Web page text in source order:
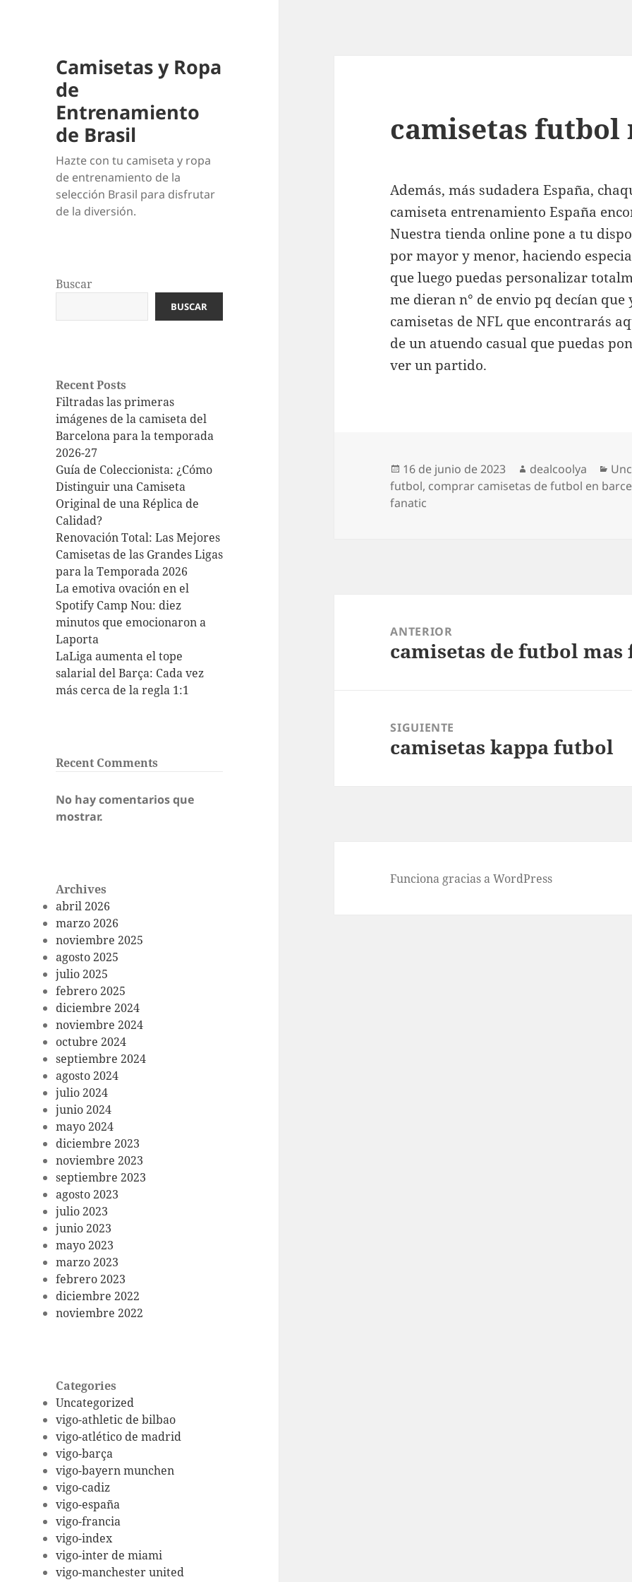
Camisetas y Ropa
de
Entrenamiento
de Brasil
Hazte con tu camiseta y ropa
de entrenamiento de la
selección Brasil para disfrutar
de la diversión.
Buscar
BUSCAR
Recent Posts
Filtradas las primeras
imágenes de la camiseta del
Barcelona para la temporada
2026-27
Guía de Coleccionista: ¿Cómo
Distinguir una Camiseta
Original de una Réplica de
Calidad?
Renovación Total: Las Mejores
Camisetas de las Grandes Ligas
para la Temporada 2026
La emotiva ovación en el
Spotify Camp Nou: diez
minutos que emocionaron a
Laporta
LaLiga aumenta el tope
salarial del Barça: Cada vez
más cerca de la regla 1:1
Recent Comments
No hay comentarios que
mostrar.
Archives
abril 2026
marzo 2026
noviembre 2025
agosto 2025
julio 2025
febrero 2025
diciembre 2024
noviembre 2024
octubre 2024
septiembre 2024
agosto 2024
julio 2024
junio 2024
mayo 2024
diciembre 2023
noviembre 2023
septiembre 2023
agosto 2023
julio 2023
junio 2023
mayo 2023
marzo 2023
febrero 2023
diciembre 2022
noviembre 2022
Categories
Uncategorized
vigo-athletic de bilbao
vigo-atlético de madrid
vigo-barça
vigo-bayern munchen
vigo-cadiz
vigo-españa
vigo-francia
vigo-index
vigo-inter de miami
vigo-manchester united
camisetas futbol
Además, más sudadera España,
camiseta entrenamiento España
Nuestra tienda online pone a tu
por mayor y menor, haciendo
que luego puedas personalizar
me dieran n° de envio pq decían
camisetas de NFL que encontrarás
de un atuendo casual que puedas
ver un partido.
Publicado
el
16 de junio de 2023 Autor
dealcoolya
futbol, comprar camisetas de futbol en
fanatic
entradas
ANTERIOR
Entrada
camisetas de futbol mas
SIGUIENTE
Entrada
camisetas kappa futbol
Funciona gracias a WordPress